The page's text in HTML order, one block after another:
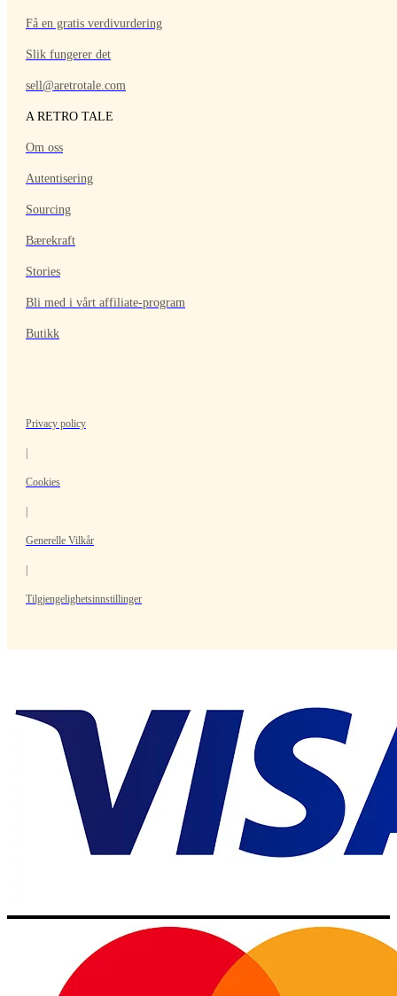
Få en gratis verdivurdering
Slik fungerer det
sell@aretrotale.com
A RETRO TALE
Om oss
Autentisering
Sourcing
Bærekraft
Stories
Bli med i vårt affiliate-program
Butikk
Privacy policy
Cookies
Generelle Vilkår
Tilgjengelighetsinnstillinger